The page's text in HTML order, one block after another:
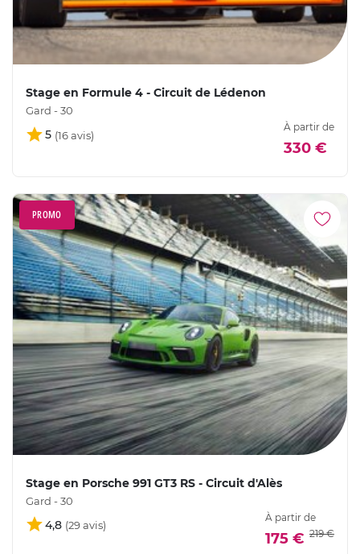
Stage en Formule 4 - Circuit de Lédenon
Gard - 30
5
À partir de
330 €
PROMO
Stage en Porsche 991 GT3 RS - Circuit d'Alès
Gard - 30
4,8
À partir de
175 € 219 €